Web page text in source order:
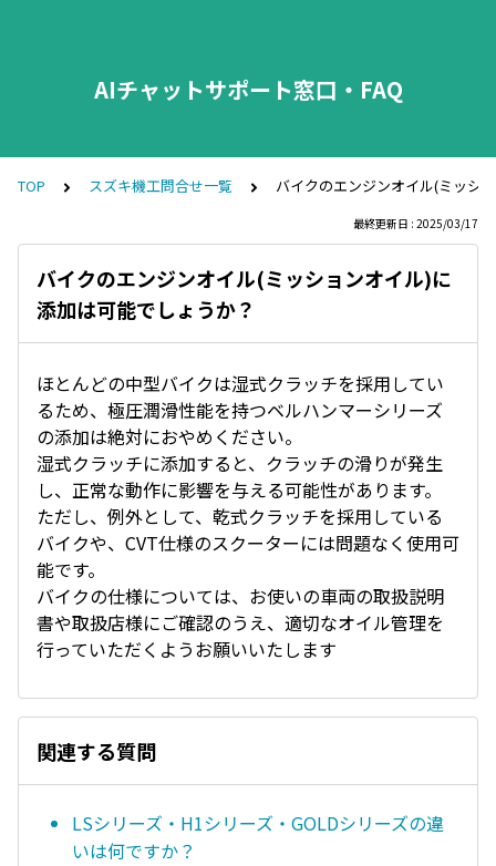
AIチャットサポート窓口・FAQ
TOP スズキ機工問合せ一覧 バイクのエンジンオイル(ミッシ
最終更新日 : 2025/03/17
バイクのエンジンオイル(ミッションオイル)に
添加は可能でしょうか？
ほとんどの中型バイクは湿式クラッチを採用してい
るため、極圧潤滑性能を持つベルハンマーシリーズ
の添加は絶対におやめください。
湿式クラッチに添加すると、クラッチの滑りが発生
し、正常な動作に影響を与える可能性があります。
ただし、例外として、乾式クラッチを採用している
バイクや、CVT仕様のスクーターには問題なく使用可
能です。
バイクの仕様については、お使いの車両の取扱説明
書や取扱店様にご確認のうえ、適切なオイル管理を
行っていただくようお願いいたします
関連する質問
LSシリーズ・H1シリーズ・GOLDシリーズの違
いは何ですか？